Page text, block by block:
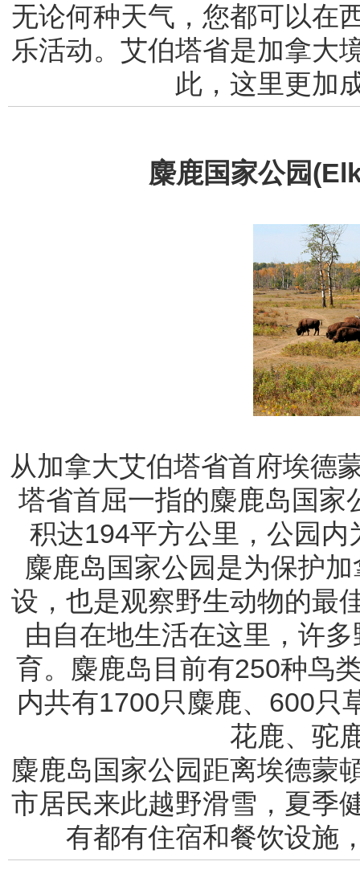
无论何种天气，您都可以在
乐活动。艾伯塔省是加拿大
此，这里更加
麋鹿国家公园
从加拿大艾伯塔省首府埃德
塔省首屈一指的麋鹿岛国家
积达194平方公里，公园
麋鹿岛国家公园是为保护
设，也是观察野生动物的最
由自在地生活在这里，许
育。麋鹿岛目前有250种鸟
内共有1700只麋鹿、600只
花鹿、驼
麋鹿岛国家公园距离埃德蒙
市居民来此越野滑雪，夏季
有都有住宿和餐饮设施